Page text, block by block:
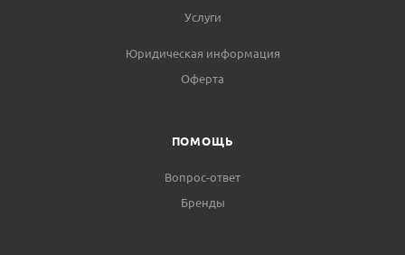
Услуги
Юридическая информация
Оферта
ПОМОЩЬ
Вопрос-ответ
Бренды